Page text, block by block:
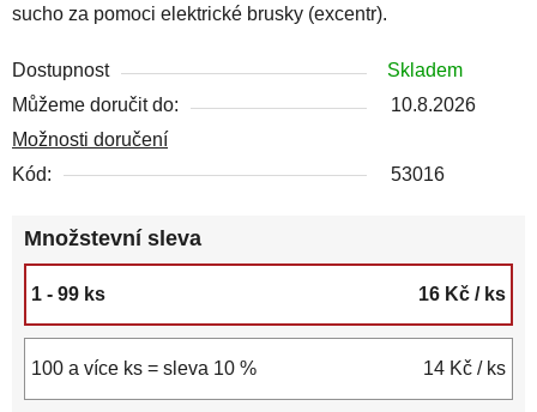
sucho za pomoci elektrické brusky (excentr).
Dostupnost
Skladem
Můžeme doručit do:
10.8.2026
Možnosti doručení
Kód:
53016
Množstevní sleva
1 - 99 ks 16 Kč / ks
100 a více ks = sleva 10 % 14 Kč / ks